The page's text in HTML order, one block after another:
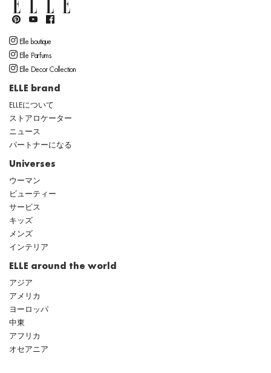
Elle boutique
Elle Parfums
Elle Decor Collection
ELLE brand
ELLEについて
ストアロケーター
ニュース
パートナーになる
Universes
ウーマン
ビューティー
サービス
キッズ
メンズ
インテリア
ELLE around the world
アジア
アメリカ
ヨーロッパ
中東
アフリカ
オセアニア